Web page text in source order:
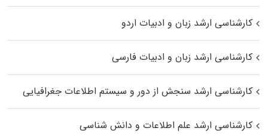
کارشناسی ارشد زبان و ادبیات اردو
کارشناسی ارشد زبان و ادبیات فارسی
کارشناسی ارشد سنجش از دور و سیستم اطلاعات جغرافیایی
کارشناسی ارشد علم اطلاعات و دانش شناسی